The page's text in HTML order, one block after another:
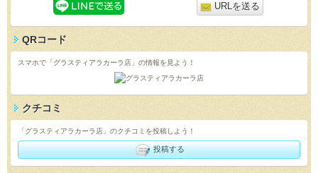
URLを送る
QRコード
スマホで「グラスティアラカーラ店」の情報を見よう！
クチコミ
「グラスティアラカーラ店」のクチコミを投稿しよう！
投稿する